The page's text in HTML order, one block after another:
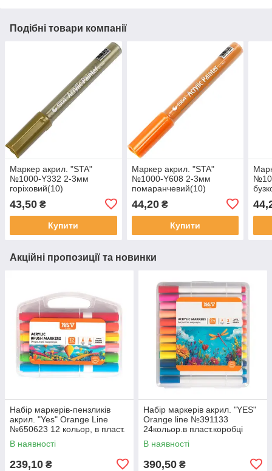
Подібні товари компанії
Маркер акрил. "STA"
№1000-Y332 2-3мм
горіховий(10)
43,50 ₴
Купити
Маркер акрил. "STA"
№1000-Y608 2-3мм
помаранчевий(10)
44,20₴
Купити
Акційні пропозиції та новинки
Набір маркерів-пензликів
акрил. "Yes" Orange Line
№650623 12 кольор, в пласт.
коробці
В наявності
239,10 ₴
Набір маркерів акрил. "YES"
Orange line №391133
24кольор.в пласт.коробці
В наявності
390,50 ₴